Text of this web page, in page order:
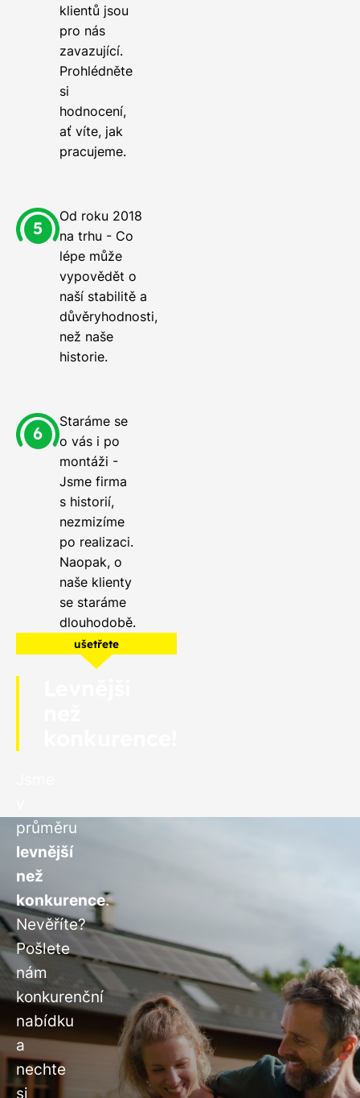
klientů jsou
pro nás
zavazující.
Prohlédněte
si
hodnocení,
ať víte, jak
pracujeme.
Od roku 2018
na trhu - Co
lépe může
vypovědět o
naší stabilitě a
důvěryhodnosti,
než naše
historie.
Staráme se
o vás i po
montáži -
Jsme firma
s historií,
nezmizíme
po realizaci.
Naopak, o
naše klienty
se staráme
dlouhodobě.
ušetřete
průměru
levnější
než
konkurence.
Nevěříte?
Pošlete
nám
konkurenční
nabídku
a
nechte
si